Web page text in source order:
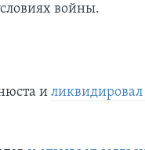
войны.
и